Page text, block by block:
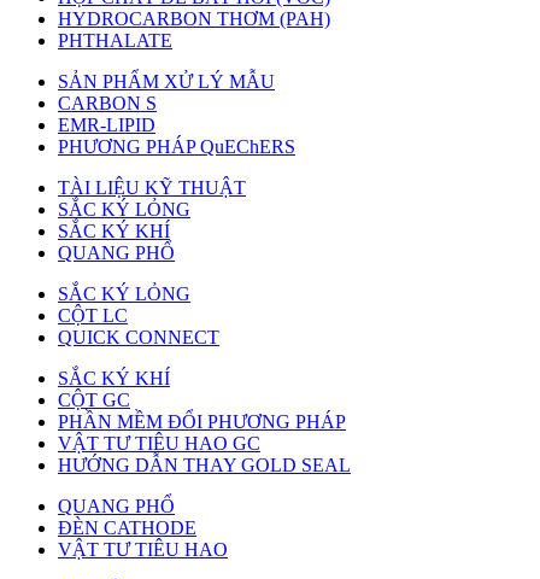
HYDROCARBON THƠM (PAH)
PHTHALATE
SẢN PHẨM XỬ LÝ MẪU
CARBON S
EMR-LIPID
PHƯƠNG PHÁP QuEChERS
TÀI LIỆU KỸ THUẬT
SẮC KÝ LỎNG
SẮC KÝ KHÍ
QUANG PHỔ
SẮC KÝ LỎNG
CỘT LC
QUICK CONNECT
SẮC KÝ KHÍ
CỘT GC
PHẦN MỀM ĐỔI PHƯƠNG PHÁP
VẬT TƯ TIÊU HAO GC
HƯỚNG DẪN THAY GOLD SEAL
QUANG PHỔ
ĐÈN CATHODE
VẬT TƯ TIÊU HAO